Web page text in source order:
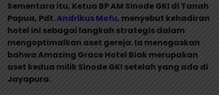
Sementara itu, Ketua BP AM Sinode GKI di Tanah
Papua, Pdt.Andrikus Mofu, menyebut kehadiran
hotel ini sebagai langkah strategis dalam
mengoptimalkan aset gereja. Ia menegaskan
bahwa Amazing Grace Hotel Biak merupakan
aset kedua milik Sinode GKI setelah yang ada di
Jayapura.